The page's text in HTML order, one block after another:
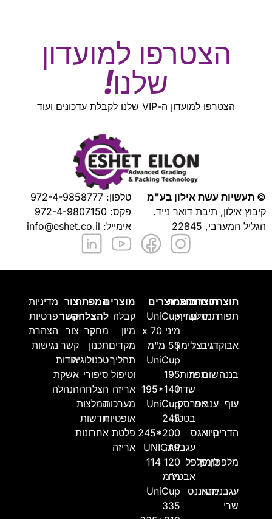
הצטרפו למועדון
שלנו!
הצטרפו למועדון ה-VIP שלנו לקבלת עדכונים ועוד
© תעשיות עשת אילון בע"מ
קיבוץ אילון, תיבת דואר נייד.
הגליל המערבי, 22845
טלפון: 972-4-9858777
פקס: 972-4-9807150
אימייל: info@eshet.co.il
תוצרת
תפוח
אבוקדו
בננה
עוף
הדרים
מלפפון
עגבניית
שרי
תוצרת
תמרים
דגים
שום
ענבים
קיווי
לימון
מנגו
תוצרת
מלון
בצל
תפוז
אפרסק
אגס
פלפל
אננס
תוצרת
שזיף
רימון
תות
שדה
בטטה
עגבנייה
אבטיח
מוצרים
UniCup
מיני 70 x
55 מ"מ
UniCup
195
195*140
UniCup
245
245*200
UNICAP
114 120
מ"מ
UniCup
335
מוצרים
קבלה
מיון
מקדים
תהליך
וטיפול
אריזה
מערכות
אופטיות
פלטת
אריזה
המפתח
להצלחה
מחקר
תכנון
טכנולוגיה
סיפורי
הצלחה
המלצות
חדשות
אחרונות
צור
קשר
צור
קשר
אודות
אשקת
הנהלה
מדיניות
פרטיות
הצהרת
נגישות